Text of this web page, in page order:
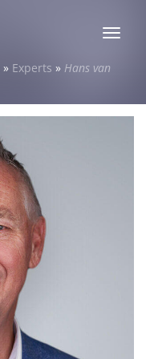
Toggle
» Experts » Hans van